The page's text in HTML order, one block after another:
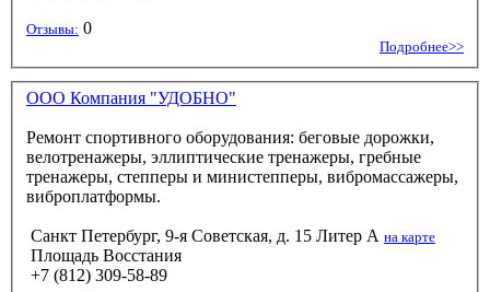
Отзывы: 0
Подробнее>>
ООО Компания "УДОБНО"
Ремонт спортивного оборудования: беговые дорожки,
велотренажеры, эллиптические тренажеры, гребные
тренажеры, степперы и министепперы, вибромассажеры,
виброплатформы.
Санкт Петербург, 9-я Советская, д. 15 Литер А на карте
Площадь Восстания
+7 (812) 309-58-89